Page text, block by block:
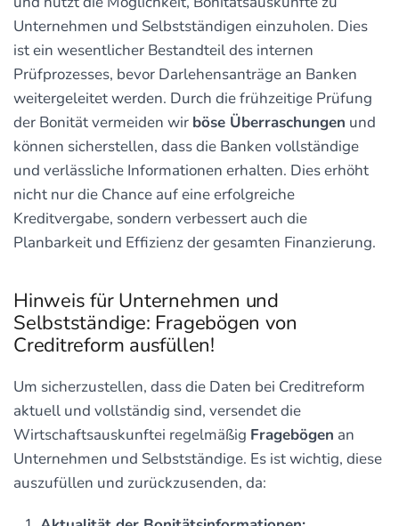
Unternehmen und Selbstständigen einzuholen. Dies
ist ein wesentlicher Bestandteil des internen
Prüfprozesses, bevor Darlehensanträge an Banken
weitergeleitet werden. Durch die frühzeitige Prüfung
der Bonität vermeiden wir böse Überraschungen und
können sicherstellen, dass die Banken vollständige
und verlässliche Informationen erhalten. Dies erhöht
nicht nur die Chance auf eine erfolgreiche
Kreditvergabe, sondern verbessert auch die
Planbarkeit und Effizienz der gesamten Finanzierung.
Hinweis für Unternehmen und
Selbstständige: Fragebögen von
Creditreform ausfüllen!
Um sicherzustellen, dass die Daten bei Creditreform
aktuell und vollständig sind, versendet die
Wirtschaftsauskunftei regelmäßig Fragebögen an
Unternehmen und Selbstständige. Es ist wichtig, diese
auszufüllen und zurückzusenden, da: